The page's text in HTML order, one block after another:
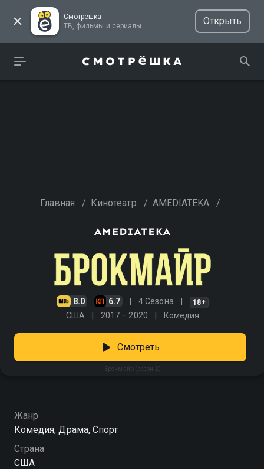
Смотрёшка
ТВ, фильмы и сериалы
Открыть
Главная / Кинотеатр / AMEDIATEKA /
8.0 6.7 4 Сезона 18+
США 2017 – 2020 Комедия
Брокмайр (сезон 2)
Смотреть
Жанр
Комедия, Драма, Спорт
Страна
США